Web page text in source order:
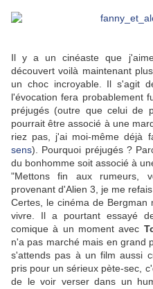
Il y a un cinéaste que
découvert voilà maintenant
un choc incroyable. Il s'agit
l'évocation fera probablement
préjugés (outre que celui de
pourrait être associé à une
riez pas, j'ai moi-même déjà
sens). Pourquoi préjugés ?
du bonhomme soit associé à
"Mettons fin aux rumeurs,
provenant d'Alien 3, je me refais
Certes, le cinéma de
vivre. Il a pourtant essayé
comique à un moment avec
n'a pas marché mais en grand
s'attends pas à un film aussi
pris pour un sérieux pète-sec,
de le voir verser dans un